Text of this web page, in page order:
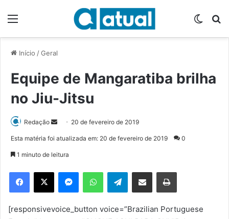
Início /Geral
Equipe de Mangaratiba brilha
no Jiu-Jitsu
Redação
d
e
m
e
20 de fevereiro de 2019
Esta matéria foi atualizada em: 20 de fevereiro de 2019 0
1 minuto de leitura
Telegram
[responsivevoice_button voice=”Brazilian Portuguese